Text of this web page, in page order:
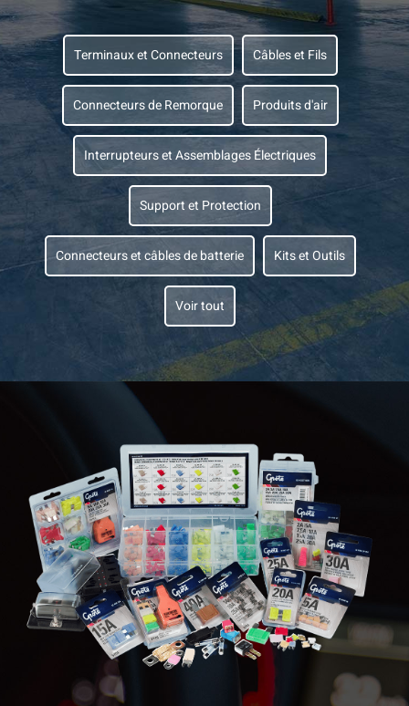
Terminaux et Connecteurs Câbles et Fils
Connecteurs de Remorque Produits d'air
Interrupteurs et Assemblages Électriques
Support et Protection
Connecteurs et câbles de batterie Kits et Outils
Voir tout